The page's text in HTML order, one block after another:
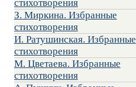
стихотворения
З. Миркина. Избранные
стихотворения
И. Ратушинская. Избранные
стихотворения
М. Цветаева. Избранные
стихотворения